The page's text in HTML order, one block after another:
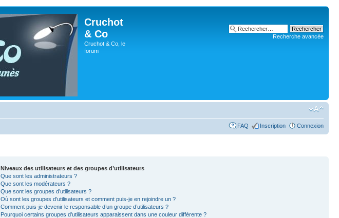
Cruchot
& Co
Cruchot & Co, le
forum
Recherche avancée
FAQ Inscription Connexion
Niveaux des utilisateurs et des groupes d’utilisateurs
Que sont les administrateurs ?
Que sont les modérateurs ?
Que sont les groupes d’utilisateurs ?
Où sont les groupes d’utilisateurs et comment puis-je en rejoindre un ?
Comment puis-je devenir le responsable d’un groupe d’utilisateurs ?
Pourquoi certains groupes d’utilisateurs apparaissent dans une couleur différente ?